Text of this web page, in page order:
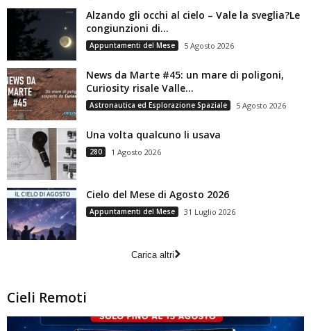
Alzando gli occhi al cielo – Vale la sveglia?Le
congiunzioni di...
Appuntamenti del Mese 5 Agosto 2026
News da Marte #45: un mare di poligoni,
Curiosity risale Valle...
Astronautica ed Esplorazione Spaziale 5 Agosto 2026
Una volta qualcuno li usava
280 1 Agosto 2026
Cielo del Mese di Agosto 2026
Appuntamenti del Mese 31 Luglio 2026
Carica altri
Cieli Remoti